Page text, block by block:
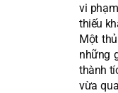
vi
thiếu
Một
những
thành
vừa